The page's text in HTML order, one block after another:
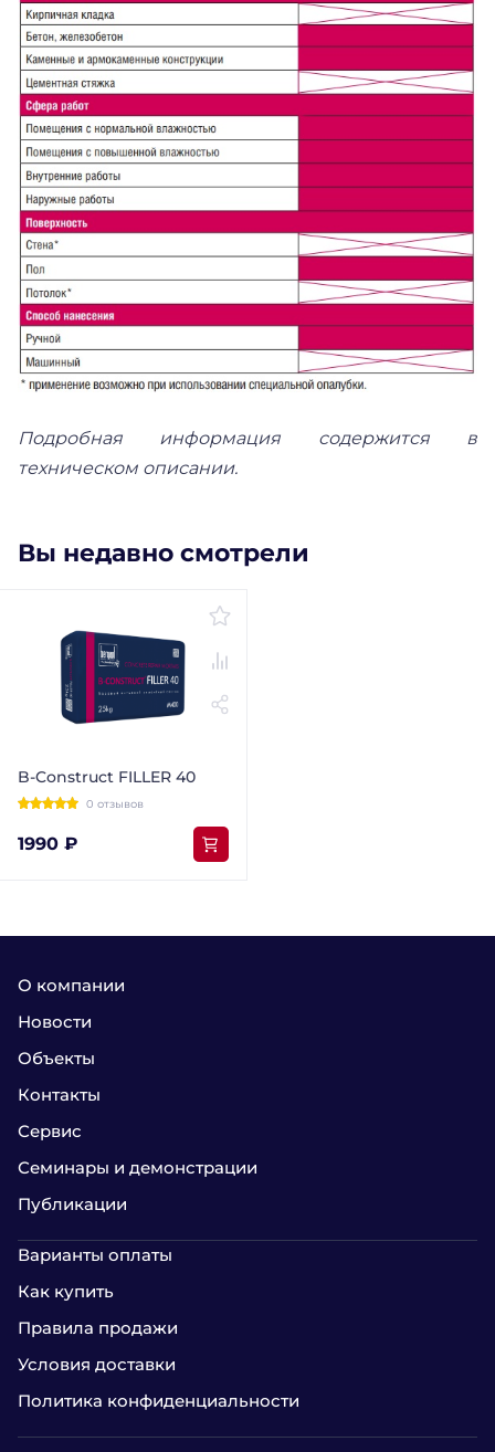
Подробная информация содержится в
техническом описании.
Вы недавно смотрели
B-Construct FILLER 40
0 отзывов
1990 ₽
О компании
Новости
Объекты
Контакты
Сервис
Семинары и демонстрации
Публикации
Варианты оплаты
Как купить
Правила продажи
Условия доставки
Политика конфиденциальности